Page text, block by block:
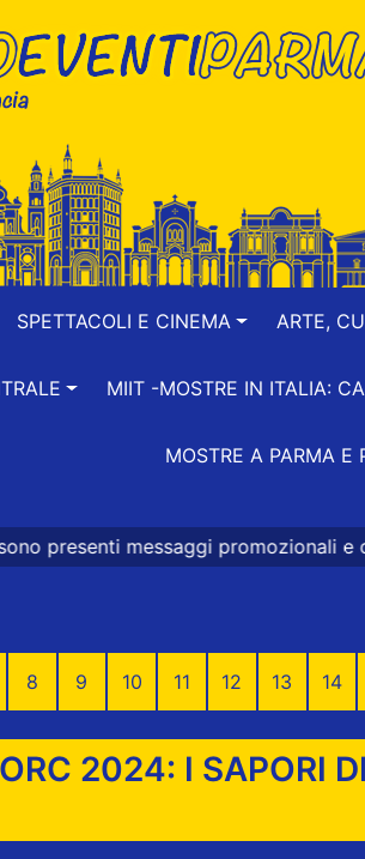
SPETTACOLI E CINEMA ARTE,
MIIT -MOSTRE IN ITALIA:
MOSTRE A PARMA E
e commerciali
8 9 10 11 12 13 14
2024: I SAPORI